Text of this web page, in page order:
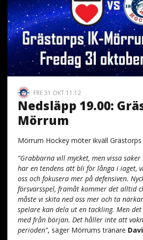
FRE 31 OKT 11:12
Nedsläpp 19.00:
Mörrum
Mörrum Hockey möter ikväll
”Grabbarna vill mycket, men vissa
har en tendens att bli för långa i iaget,
oss och fokusera mer på defensiven.
försvarsspel, framåt kommer det alltid
måste vi skita ned oss mer och ta
spelare kan dela ut en tackling. Men
med från början. Det håller inte att
perioden”, säger Mörrums tränare